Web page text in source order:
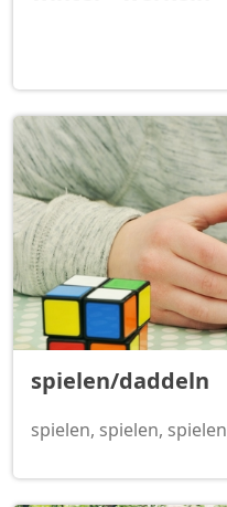
spielen/daddeln
spielen, spielen, spielen